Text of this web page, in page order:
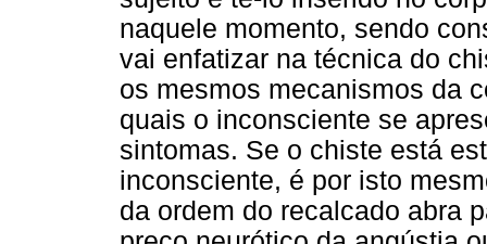
naquele momento, sendo
vai enfatizar na técnica do
os mesmos mecanismos da
quais o inconsciente se
sintomas. Se o chiste está
inconsciente, é por isto
da ordem do recalcado abra